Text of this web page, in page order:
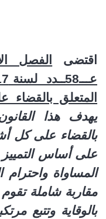
اقتضى
الفصل
عـــ58ــدد لسنة 2017 مؤرخ في 11 أوت 2017
المتعلق
يهدف هذا
بالقضاء على كل
على أساس
المساواة واحترام
مقاربة شاملة
بالوقاية وتتبع